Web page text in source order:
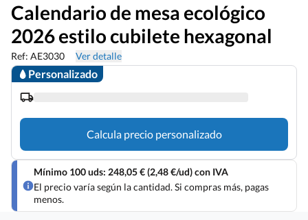
Calendario de mesa ecológico
2026 estilo cubilete hexagonal
Ref: AE3030 Ver detalle
Personalizado
Calcula precio personalizado
Mínimo 100 uds: 248,05 € (2,48 €/ud) con IVA
El precio varía según la cantidad. Si compras más, pagas
menos.